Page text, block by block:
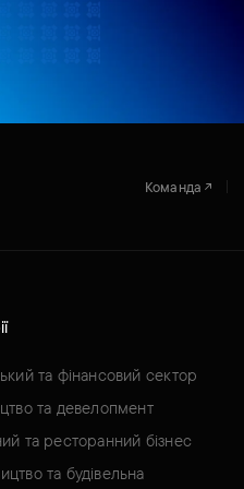
Команда
та фінансовий сектор
та девелопмент
та ресторанний бізнес
та будівельна